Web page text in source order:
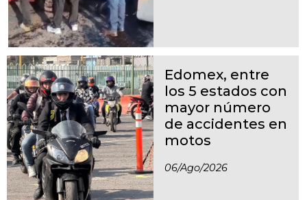
Edomex, entre
los 5 estados con
mayor número
de accidentes en
motos
06/ago/2026